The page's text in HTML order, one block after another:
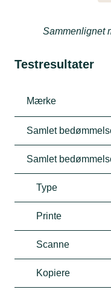
Sammenlignet
Testresultater
Mærke
Samlet
Samlet
Type
Printe
Scanne
Kopiere